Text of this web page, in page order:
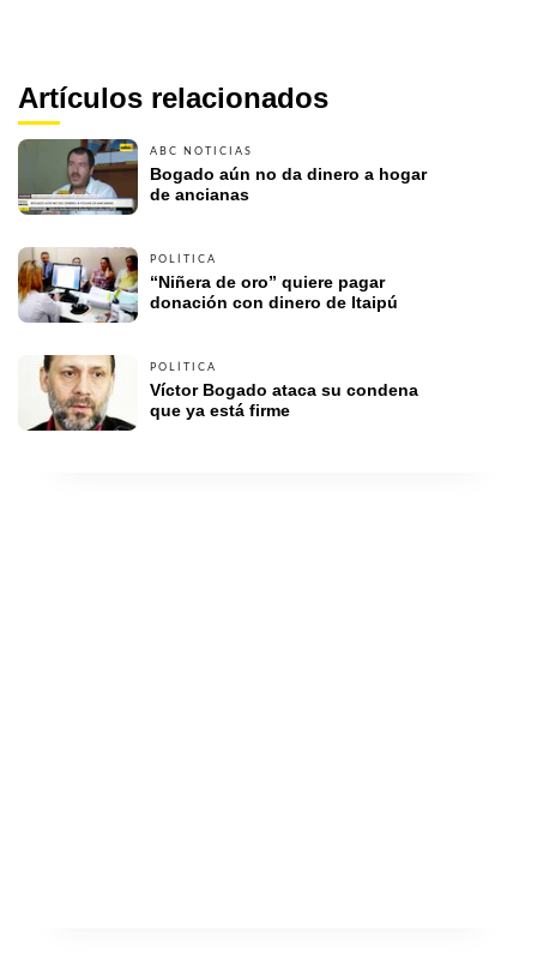
Artículos relacionados
ABC NOTICIAS
Bogado aún no da dinero a hogar
de ancianas
POLÍTICA
“Niñera de oro” quiere pagar
donación con dinero de Itaipú
POLÍTICA
Víctor Bogado ataca su condena
que ya está firme